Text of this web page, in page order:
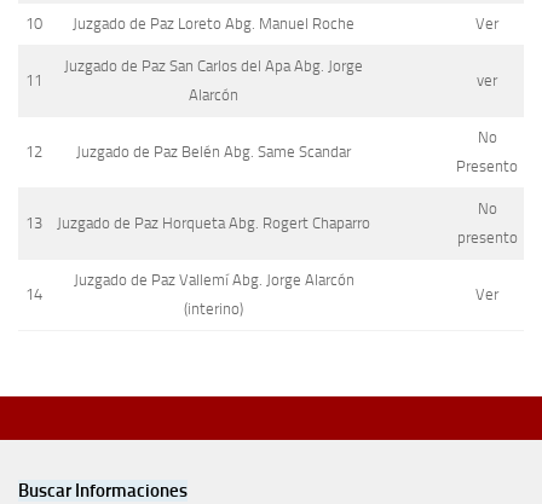
10 Juzgado de Paz Loreto Abg. Manuel Roche Ver
11
Juzgado de Paz San Carlos del Apa Abg. Jorge
Alarcón
ver
12 Juzgado de Paz Belén Abg. Same Scandar
No
Presento
13 Juzgado de Paz Horqueta Abg. Rogert Chaparro
No
presento
14
Juzgado de Paz Vallemí Abg. Jorge Alarcón
(interino)
Ver
Buscar Informaciones